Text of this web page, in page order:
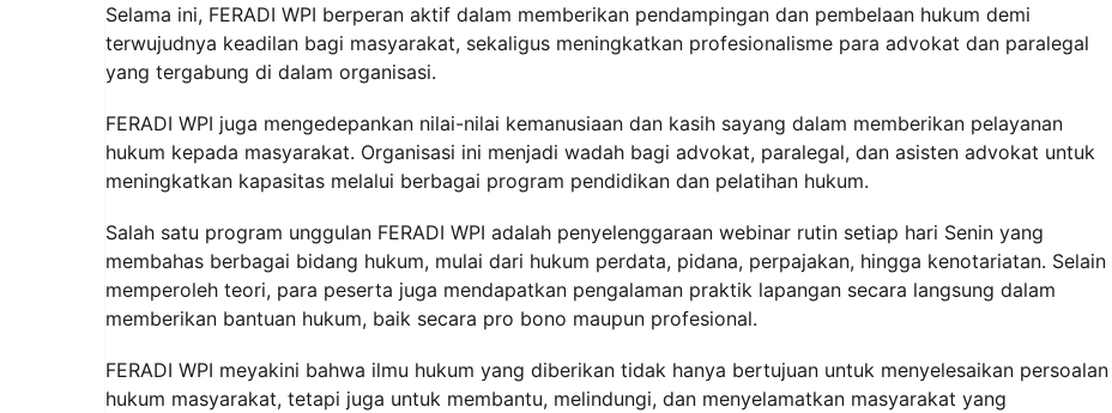
Selama ini, FERADI WPI berperan aktif dalam memberikan pendampingan dan pembelaan hukum demi
terwujudnya keadilan bagi masyarakat, sekaligus meningkatkan profesionalisme para advokat dan paralegal
yang tergabung di dalam organisasi.
FERADI WPI juga mengedepankan nilai-nilai kemanusiaan dan kasih sayang dalam memberikan pelayanan
hukum kepada masyarakat. Organisasi ini menjadi wadah bagi advokat, paralegal, dan asisten advokat untuk
meningkatkan kapasitas melalui berbagai program pendidikan dan pelatihan hukum.
Salah satu program unggulan FERADI WPI adalah penyelenggaraan webinar rutin setiap hari Senin yang
membahas berbagai bidang hukum, mulai dari hukum perdata, pidana, perpajakan, hingga kenotariatan. Selain
memperoleh teori, para peserta juga mendapatkan pengalaman praktik lapangan secara langsung dalam
memberikan bantuan hukum, baik secara pro bono maupun profesional.
FERADI WPI meyakini bahwa ilmu hukum yang diberikan tidak hanya bertujuan untuk menyelesaikan persoalan
hukum masyarakat, tetapi juga untuk membantu, melindungi, dan menyelamatkan masyarakat yang